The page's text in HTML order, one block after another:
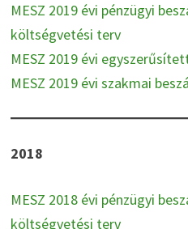
MESZ 2019 évi pénzügyi
költségvetési terv
MESZ 2019 évi
MESZ 2019 évi szakmai
2018
MESZ 2018 évi pénzügyi
költségvetési terv